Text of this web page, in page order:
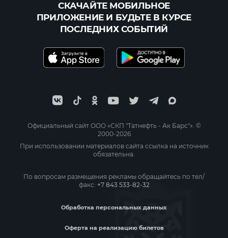
Официальный сайт ООО «СКП "Татнефть - Ак Барс"». ©
2000-2026
При использовании материалов сайта ссылка на источник
обязательна.
По вопросам размещения рекламы обращайтесь по тел/
факс: +7 843 533-82-32
Обработка персональных данных
Оферта на реализацию билетов
СКАЧАЙТЕ МОБИЛЬНОЕ
ПРИЛОЖЕНИЕ И БУДЬТЕ В КУРСЕ
ПОСЛЕДНИХ СОБЫТИЙ